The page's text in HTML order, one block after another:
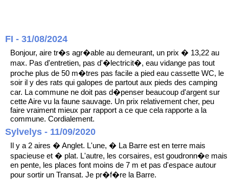
FI - 31/08/2024
Bonjour, aire tr�s agr�able au demeurant, un prix � 13,22 au
max. Pas d'entretien, pas d'�lectricit�, eau vidange pas tout
proche plus de 50 m�tres pas facile a pied eau cassette WC, le
soir il y des rats qui galopes de partout aux pieds des camping
car. La commune ne doit pas d�penser beaucoup d'argent sur
cette Aire vu la faune sauvage. Un prix relativement cher, peu
faire vraiment mieux par rapport a ce que cela rapporte a la
commune. Cordialement.
Sylvelys - 11/09/2020
Il y a 2 aires � Anglet. L'une, � La Barre est en terre mais
spacieuse et � plat. L'autre, les corsaires, est goudronn�e mais
en pente, les places font moins de 7 m et pas d'espace autour
pour sortir un Transat. Je pr�f�re la Barre.